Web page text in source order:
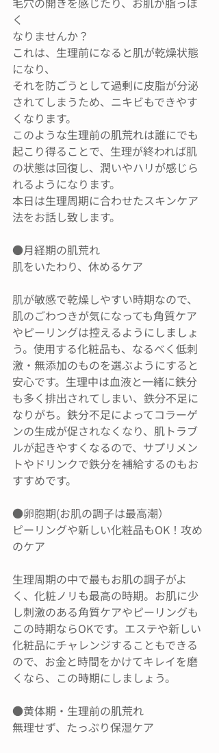
く
なりませんか？
これは、生理前になると肌が乾燥状態
になり、
それを防ごうとして過剰に皮脂が分泌
されてしまうため、ニキビもできやす
くなります。
このような生理前の肌荒れは誰にでも
起こり得ることで、生理が終われば肌
の状態は回復し、潤いやハリが感じら
れるようになります。
本日は生理周期に合わせたスキンケア
法をお話し致します。
●月経期の肌荒れ
肌をいたわり、休めるケア
肌が敏感で乾燥しやすい時期なので、
肌のごわつきが気になっても角質ケア
やピーリングは控えるようにしましょ
う。使用する化粧品も、なるべく低刺
激・無添加のものを選ぶようにすると
安心です。生理中は血液と一緒に鉄分
も多く排出されてしまい、鉄分不足に
なりがち。鉄分不足によってコラーゲ
ンの生成が促されなくなり、肌トラブ
ルが起きやすくなるので、サプリメン
トやドリンクで鉄分を補給するのもお
すすめです。
●卵胞期(お肌の調子は最高潮）
ピーリングや新しい化粧品もOK！攻め
のケア
生理周期の中で最もお肌の調子がよ
く、化粧ノリも最高の時期。お肌に少
し刺激のある角質ケアやピーリングも
この時期ならOKです。エステや新しい
化粧品にチャレンジすることもできる
ので、お金と時間をかけてキレイを磨
くなら、この時期にしましょう。
●黄体期・生理前の肌荒れ
無理せず、たっぷり保湿ケア